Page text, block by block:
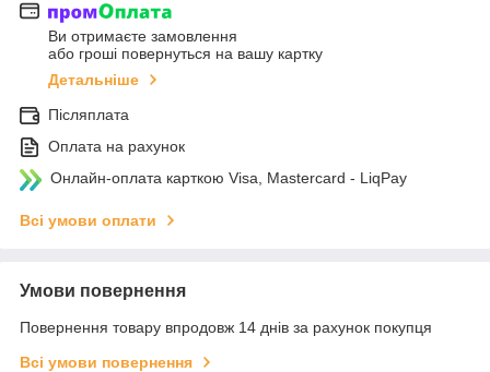
Ви отримаєте замовлення
або гроші повернуться на вашу картку
Детальніше
Післяплата
Оплата на рахунок
Онлайн-оплата карткою Visa, Mastercard - LiqPay
Всі умови оплати
Умови повернення
Повернення товару впродовж 14 днів за рахунок покупця
Всі умови повернення